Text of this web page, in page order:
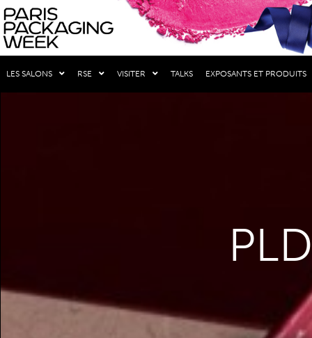
LES SALONS RSE VISITER TALKS EXPOSANTS ET PRODUITS